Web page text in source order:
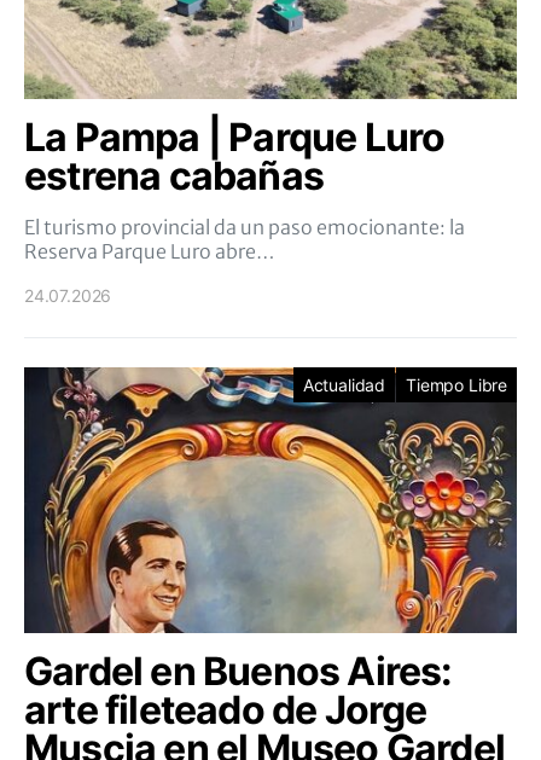
La Pampa | Parque Luro
estrena cabañas
El turismo provincial da un paso emocionante: la
Reserva Parque Luro abre…
24.07.2026
Actualidad Tiempo Libre
Gardel en Buenos Aires:
arte fileteado de Jorge
Muscia en el Museo Gardel